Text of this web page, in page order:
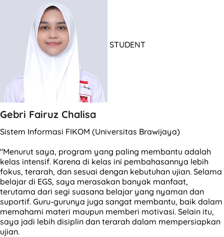
STUDENT
Gebri Fairuz Chalisa
Sistem Informasi FIKOM (Universitas Brawijaya)
"Menurut saya, program yang paling membantu adalah
kelas intensif. Karena di kelas ini pembahasannya lebih
fokus, terarah, dan sesuai dengan kebutuhan ujian. Selama
belajar di EGS, saya merasakan banyak manfaat,
terutama dari segi suasana belajar yang nyaman dan
suportif. Guru-gurunya juga sangat membantu, baik dalam
memahami materi maupun memberi motivasi. Selain itu,
saya jadi lebih disiplin dan terarah dalam mempersiapkan
ujian.